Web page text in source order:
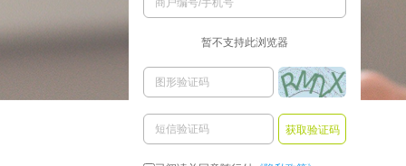
暂不支持此浏览器
获取验证码